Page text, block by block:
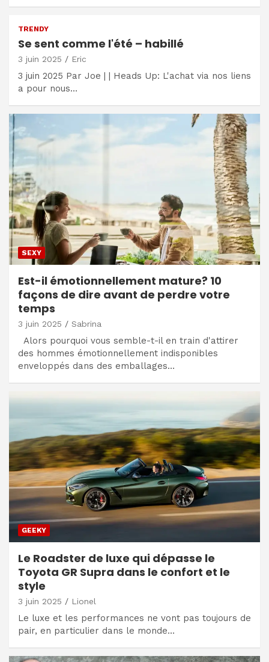
TRENDY
Se sent comme l'été – habillé
3 juin 2025 Eric
3 juin 2025 Par Joe | | Heads Up: L'achat via nos liens
a pour nous…
SEXY
Est-il émotionnellement mature? 10
façons de dire avant de perdre votre
temps
3 juin 2025 Sabrina
Alors pourquoi vous semble-t-il en train d'attirer
des hommes émotionnellement indisponibles
enveloppés dans des emballages…
GEEKY
Le Roadster de luxe qui dépasse le
Toyota GR Supra dans le confort et le
style
3 juin 2025 Lionel
Le luxe et les performances ne vont pas toujours de
pair, en particulier dans le monde…